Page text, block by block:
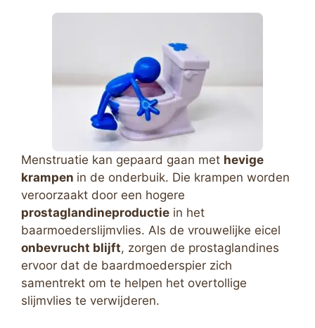
Menstruatie kan gepaard gaan met hevige
krampen in de onderbuik. Die krampen worden
veroorzaakt door een hogere
prostaglandineproductie in het
baarmoederslijmvlies. Als de vrouwelijke eicel
onbevrucht blijft, zorgen de prostaglandines
ervoor dat de baardmoederspier zich
samentrekt om te helpen het overtollige
slijmvlies te verwijderen.